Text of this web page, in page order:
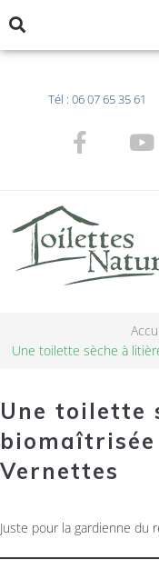
Tél : 06 07 65 35 61
Une toilette sèche à
Une toilette
Vernettes
Juste pour la gardienne du